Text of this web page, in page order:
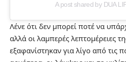
A post shared by DUA
Λένε ότι δεν μπορεί ποτέ να
αλλά οι λαμπερές λεπτομέρειες
εξαφανίστηκαν για λίγο από τις